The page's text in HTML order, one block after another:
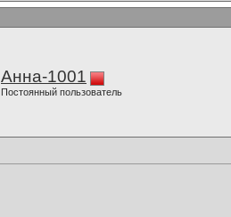
Анна-1001
Постоянный пользователь